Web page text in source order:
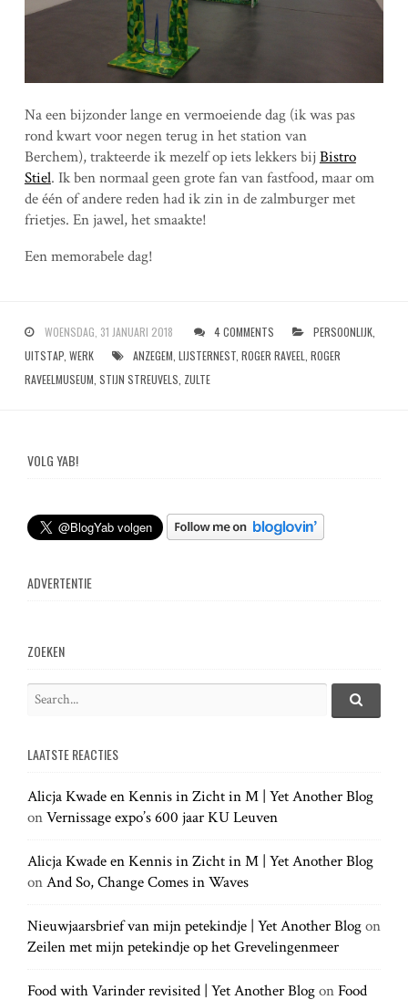
Na een bijzonder lange en vermoeiende dag (ik was pas
rond kwart voor negen terug in het station van
Berchem), trakteerde ik mezelf op iets lekkers bijBistro
Stiel. Ik ben normaal geen grote fan van fastfood, maar om
de één of andere reden had ik zin in de zalmburger met
frietjes. En jawel, het smaakte!
Een memorabele dag!
WOENSDAG, 31 JANUARI 2018 4 COMMENTS PERSOONLIJK,
UITSTAP, WERK ANZEGEM LIJSTERNEST, ROGER RAVEEL ROGER
RAVEELMUSEUM STIJN STREUVELS ZULTE
VOLG YAB!
ADVERTENTIE
ZOEKEN
r
h
f
r
:
h
LAATSTE REACTIES
Alicja Kwade en Kennis in Zicht in M | Yet Another Blog
onVernissage expo’s 600 jaar KU Leuven
Alicja Kwade en Kennis in Zicht in M | Yet Another Blog
onAnd So, Change Comes in Waves
Nieuwjaarsbrief van mijn petekindje | Yet Another Blogon
Zeilen met mijn petekindje op het Grevelingenmeer
Food with Varinder revisited | Yet Another BlogonFood